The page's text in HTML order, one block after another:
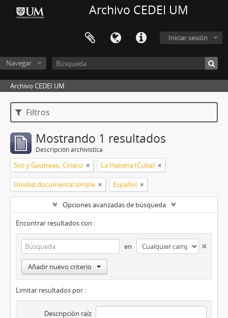
Archivo CEDEI UM
Iniciar sesión
Navegar
Archivo CEDEI UM
Filtros
Mostrando 1 resultados
Descripción archivística
Sos y Gautreau, Ciriaco La Habana (Cuba)
Unidad documental simple Español
Opciones avanzadas de búsqueda
Encontrar resultados con :
en
Añadir nuevo criterio
Limitar resultados por :
Descripción raíz